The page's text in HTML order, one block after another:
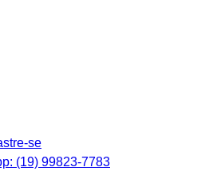
se
(19) 99823-7783